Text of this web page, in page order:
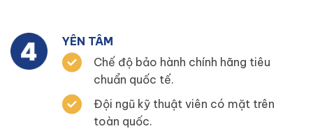
YÊN TÂM
Chế độ bảo hành chính hãng tiêu
chuẩn quốc tế.
Đội ngũ kỹ thuật viên có mặt trên
toàn quốc.